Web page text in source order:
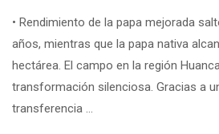
• Rendimiento de la papa mejorada
años, mientras que la papa nativa
hectárea. El campo en la región
transformación silenciosa. Gracias a
transferencia …